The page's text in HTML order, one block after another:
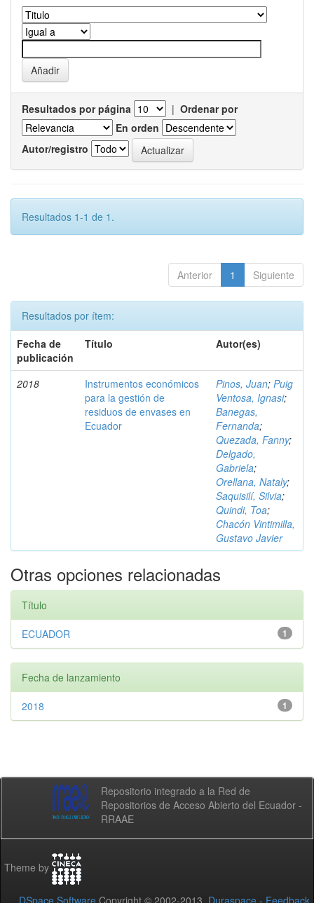
Resultados por página | Ordenar por
En orden
Autor/registro
Resultados 1-1 de 1.
Anterior 1 Siguiente
Resultados por ítem:
Fecha de
publicación
Título Autor(es)
2018
Instrumentos económicos
para la gestión de
residuos de envases en
Ecuador
Pinos, Juan; Puig
Ventosa, Ignasi;
Banegas,
Fernanda;
Quezada, Fanny;
Delgado,
Gabriela;
Orellana, Nataly;
Saquisilí, Silvia;
Quindi, Toa;
Chacón Vintimilla,
Gustavo Javier
Otras opciones relacionadas
Título
1
ECUADOR
Fecha de lanzamiento
1
2018
Repositorio integrado a la Red de
Repositorios de Acceso Abierto del Ecuador -
RRAAE
Theme by
DSpace Software Copyright © 2002-2013 Duraspace - Feedback